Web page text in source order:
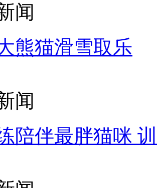
闻
熊猫滑雪取乐
闻
陪伴最胖猫咪